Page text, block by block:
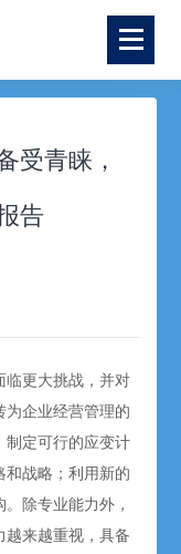
受青睐，
告
临更大挑战，并对
为企业经营管理的
制定可行的应变计
和战略；利用新的
除专业能力外，
越来越重视，具备